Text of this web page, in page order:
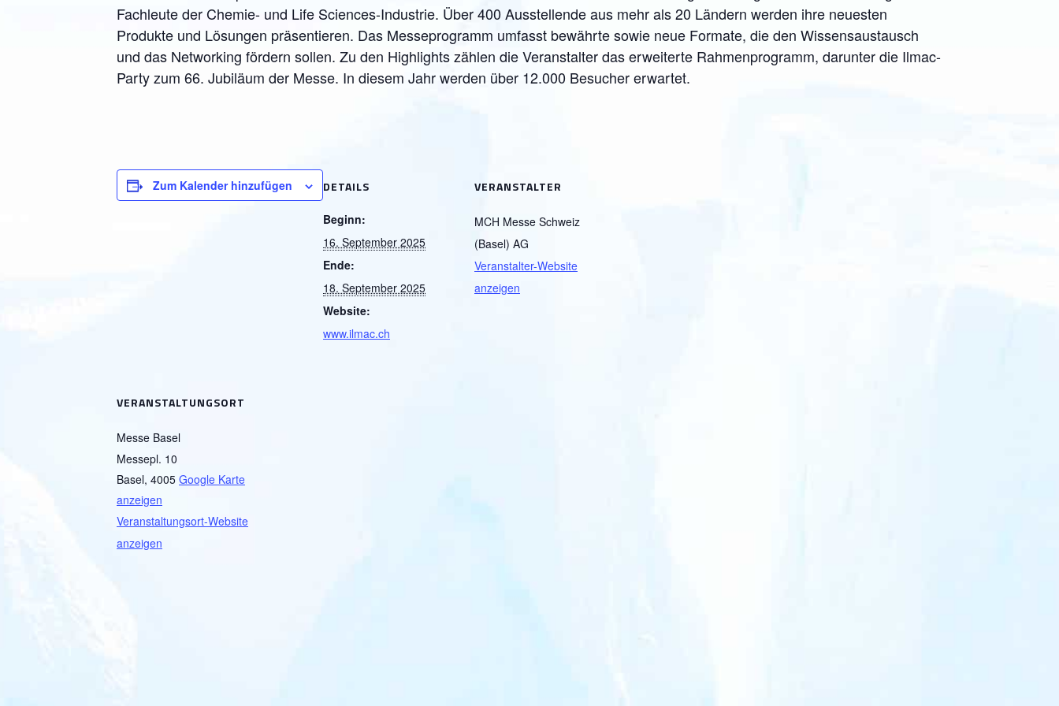
Fachleute der Chemie- und Life Sciences-Industrie. Über 400 Ausstellende aus mehr als 20 Ländern werden ihre neuesten
Produkte und Lösungen präsentieren. Das Messeprogramm umfasst bewährte sowie neue Formate, die den Wissensaustausch
und das Networking fördern sollen. Zu den Highlights zählen die Veranstalter das erweiterte Rahmenprogramm, darunter die Ilmac-
Party zum 66. Jubiläum der Messe. In diesem Jahr werden über 12.000 Besucher erwartet.
Zum Kalender hinzufügen DETAILS
Beginn:
16. September 2025
Ende:
18. September 2025
Website:
www.ilmac.ch
VERANSTALTER
MCH Messe Schweiz
(Basel) AG
Veranstalter-Website
anzeigen
VERANSTALTUNGSORT
Messe Basel
Messepl. 10
Basel, 4005 Google Karte
anzeigen
Veranstaltungsort-Website
anzeigen